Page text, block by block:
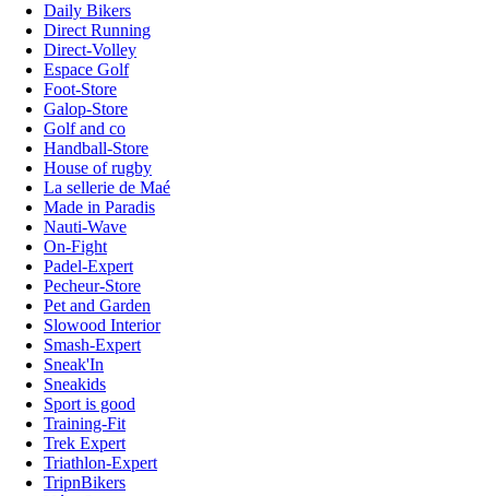
Daily Bikers
Direct Running
Direct-Volley
Espace Golf
Foot-Store
Galop-Store
Golf and co
Handball-Store
House of rugby
La sellerie de Maé
Made in Paradis
Nauti-Wave
On-Fight
Padel-Expert
Pecheur-Store
Pet and Garden
Slowood Interior
Smash-Expert
Sneak'In
Sneakids
Sport is good
Training-Fit
Trek Expert
Triathlon-Expert
TripnBikers